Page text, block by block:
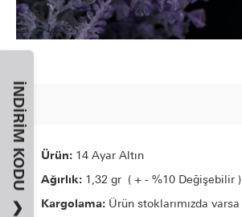
Ürün: 14 Ayar Altın
Ağırlık: 1,32 gr ( + - %10 Değişebilir )
Kargolama: Ürün stoklarımızda
İNDIRIM KODU
❯